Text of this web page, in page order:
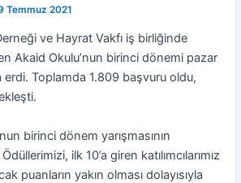
Temmuz 2021
ve Hayrat Vakfı iş birliğinde
Akaid Okulu’nun birinci dönemi pazar
Toplamda 1.809 başvuru oldu,
birinci dönem yarışmasının
ilk 10’a giren katılımcılarımız
puanların yakın olması dolayısıyla